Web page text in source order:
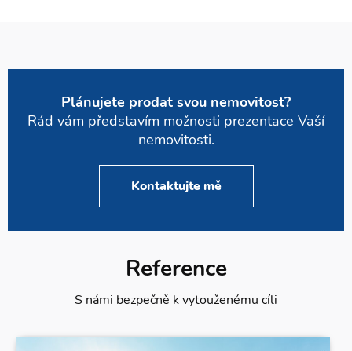
Plánujete prodat svou nemovitost?
Rád vám představím možnosti prezentace Vaší
nemovitosti.
Kontaktujte mě
Reference
S námi bezpečně k vytouženému cíli